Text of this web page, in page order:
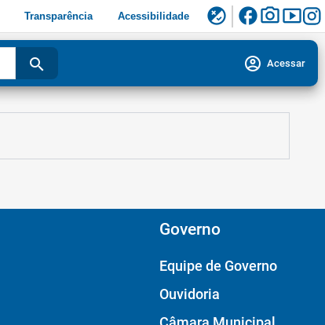
Transparência Acessibilidade flaky facebookphoto_camerasmart_display
search account_circle Acessar
Governo
Equipe de Governo
Ouvidoria